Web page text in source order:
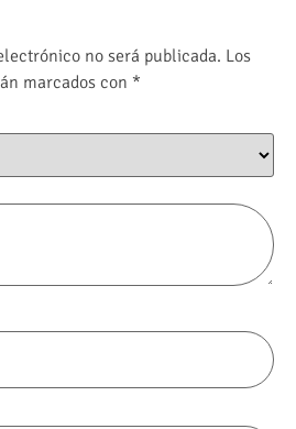
no será publicada. Los
marcados con *